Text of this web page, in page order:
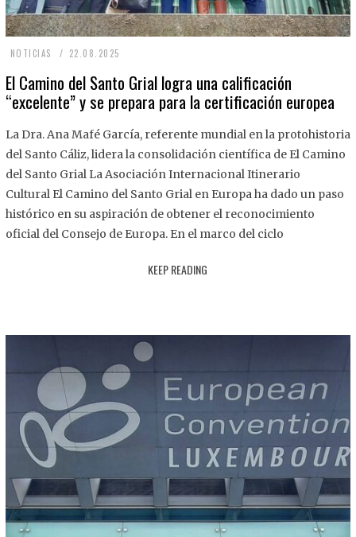
NOTICIAS 22.08.2025
.
8
2
2
El Camino del Santo Grial logra una calificación
“excelente” y se prepara para la certificación europea
La Dra. Ana Mafé García, referente mundial en la protohistoria
del Santo Cáliz, lidera la consolidación científica de El Camino
del Santo Grial La Asociación Internacional Itinerario
Cultural El Camino del Santo Grial en Europa ha dado un paso
histórico en su aspiración de obtener el reconocimiento
oficial del Consejo de Europa. En el marco del ciclo
KEEP READING